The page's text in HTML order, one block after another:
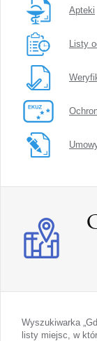
Apteki
Listy
Wyszukiwarka
listy miejsc, w